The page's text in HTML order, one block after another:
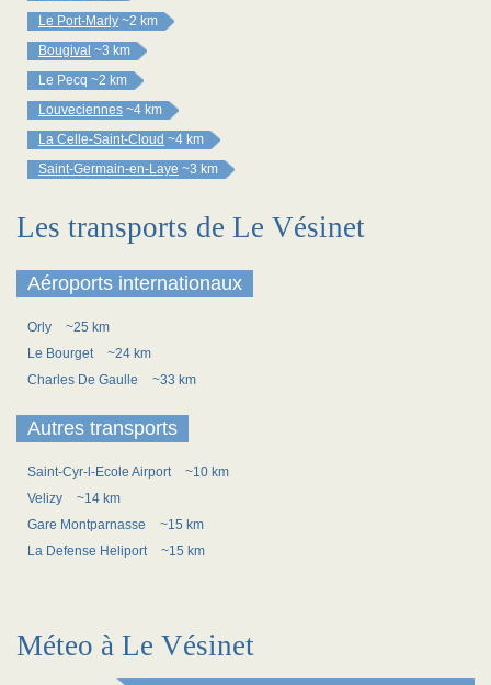
Le Port-Marly ~2 km
Bougival ~3 km
Le Pecq ~2 km
Louveciennes ~4 km
La Celle-Saint-Cloud ~4 km
Saint-Germain-en-Laye ~3 km
Les transports de Le Vésinet
Aéroports internationaux
Orly
~25 km
Le Bourget
~24 km
Charles De Gaulle
~33 km
Autres transports
Saint-Cyr-l-Ecole Airport
~10 km
Velizy
~14 km
Gare Montparnasse
~15 km
La Defense Heliport
~15 km
Méteo à Le Vésinet